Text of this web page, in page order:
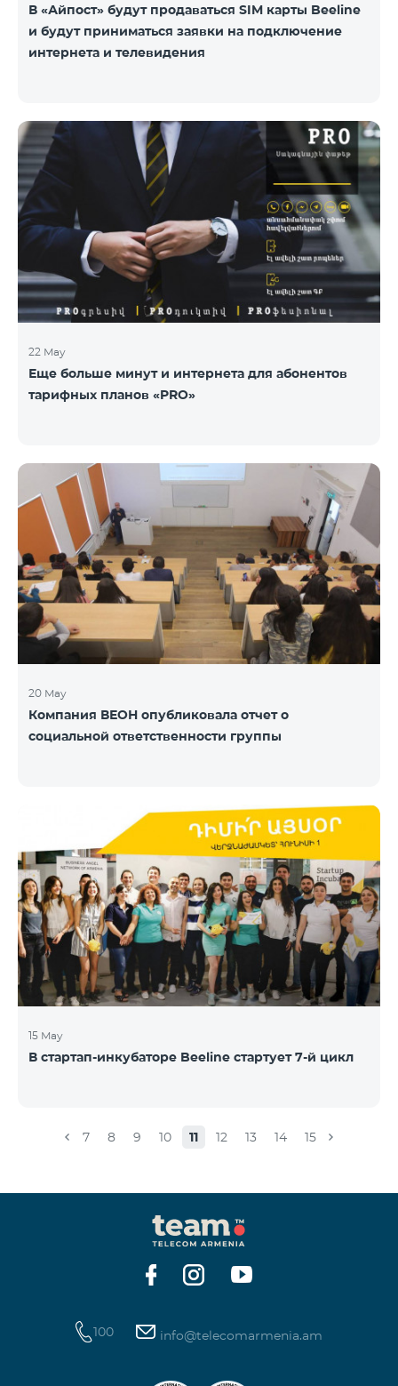
В «Айпост» будут продаваться SIM карты Beeline
и будут приниматься заявки на подключение
интернета и телевидения
22 May
Еще больше минут и интернета для абонентов
тарифных планов «PRO»
20 May
Компания ВЕОН опубликовала отчет о
социальной ответственности группы
15 May
В стартап-инкубаторе Beeline стартует 7-й цикл
7 8 9 10 11 12 13 14 15
100 info@telecomarmenia.am